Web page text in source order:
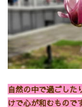
自然の中で過ごした
けで心が和むもので